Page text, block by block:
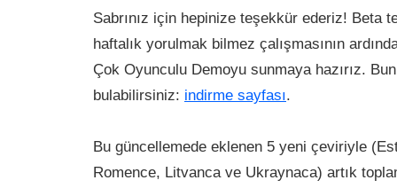
Sabrınız için hepinize teşekkür ederiz! Beta
haftalık yorulmak bilmez çalışmasının
Çok Oyunculu Demoyu sunmaya hazırız.
bulabilirsiniz: indirme sayfası.
Bu güncellemede eklenen 5 yeni çeviriyle
Romence, Litvanca ve Ukraynaca) artık